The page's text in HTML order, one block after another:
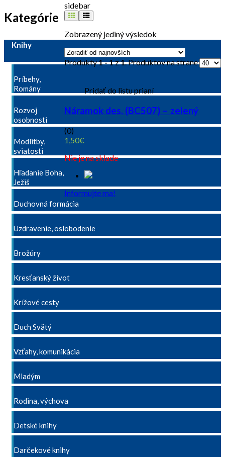
sidebar
Zobrazený jediný výsledok
Produkty1 - 1z1. Produktov na strane
Pridať do listu prianí
Náramok des. (BC507) – zelený
(0)
1,50€
Nie je na sklade
Informujte ma!
Kategórie
Knihy
Príbehy,
Romány
Rozvoj
osobnosti
Modlitby,
sviatosti
Hľadanie Boha,
Ježiš
Duchovná formácia
Uzdravenie, oslobodenie
Brožúry
Kresťanský život
Krížové cesty
Duch Svätý
Vzťahy, komunikácia
Mladým
Rodina, výchova
Detské knihy
Darčekové knihy